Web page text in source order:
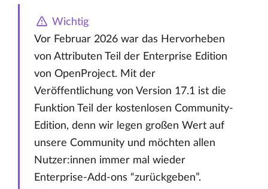
Wichtig
Vor Februar 2026 war das Hervorheben
von Attributen Teil der Enterprise Edition
von OpenProject. Mit der
Veröffentlichung von Version 17.1 ist die
Funktion Teil der kostenlosen Community-
Edition, denn wir legen großen Wert auf
unsere Community und möchten allen
Nutzer:innen immer mal wieder
Enterprise-Add-ons “zurückgeben”.